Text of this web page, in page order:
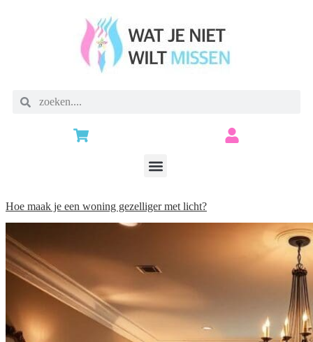
Hoe maak je een woning gezelliger met licht?